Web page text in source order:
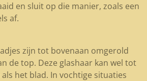
en sluit op die manier, zoals een
af.
zijn tot bovenaan omgerold
de top. Deze glashaar kan wel tot
het blad. In vochtige situaties